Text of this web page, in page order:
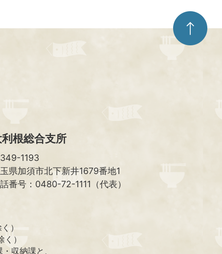
ペ
ー
ジ
利根総合支所
1193
県加須市北下新井1679番地1
番号：0480-72-1111（代表）
）
）
収納課と、